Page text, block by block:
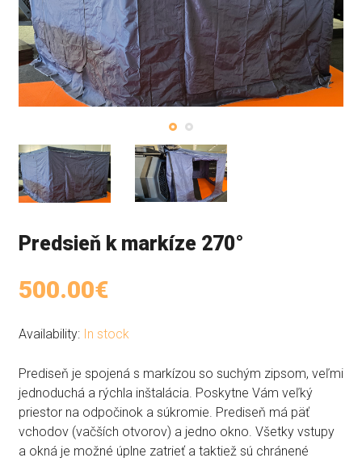
Predsieň k markíze 270°
500.00€
Availability: In stock
Prediseň je spojená s markízou so suchým zipsom, veľmi
jednoduchá a rýchla inštalácia. Poskytne Vám veľký
priestor na odpočinok a súkromie. Prediseň má päť
vchodov (vačších otvorov) a jedno okno. Všetky vstupy
a okná je možné úplne zatrieť a taktiež sú chránené